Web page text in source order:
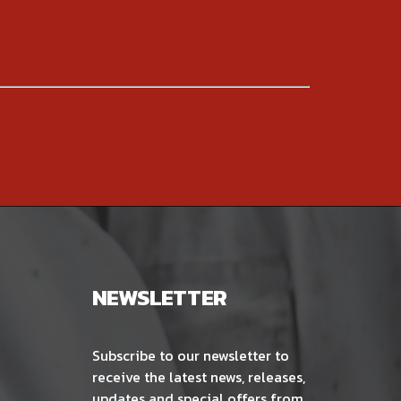
NEWSLETTER
Subscribe to our newsletter to
receive the latest news, releases,